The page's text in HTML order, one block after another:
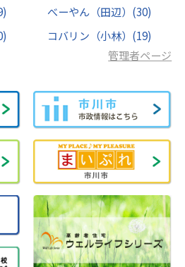
べーやん（田辺） (30)
コバリン（小林） (19)
管理者ページ